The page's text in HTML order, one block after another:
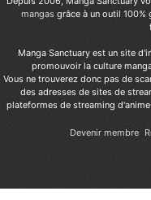
mangas grâce à un outil
Manga Sanctuary est un site
promouvoir la culture
Vous ne trouverez donc pas de
des adresses de sites de
plateformes de streaming
Devenir membre